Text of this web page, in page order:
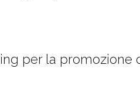
per la promozione